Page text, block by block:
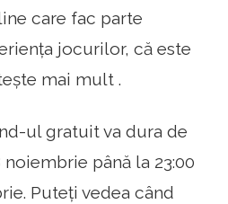
care fac parte
jocurilor, că este
mai mult .
ul gratuit va dura de
noiembrie până la 23:00
Puteți vedea când